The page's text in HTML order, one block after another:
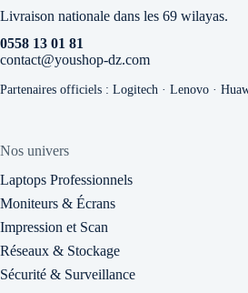
Livraison nationale dans les 69 wilayas.
0558 13 01 81
contact@youshop-dz.com
Partenaires officiels : Logitech · Lenovo ·
Nos univers
Laptops Professionnels
Moniteurs & Écrans
Impression et Scan
Réseaux & Stockage
Sécurité & Surveillance